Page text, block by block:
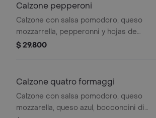
Calzone pepperoni
Calzone con salsa pomodoro, queso
mozzarrella, pepperonni y hojas de
albahaca.
$ 29.800
Calzone quatro formaggi
Calzone con salsa pomodoro, queso
mozzarella, queso azul, bocconcini di